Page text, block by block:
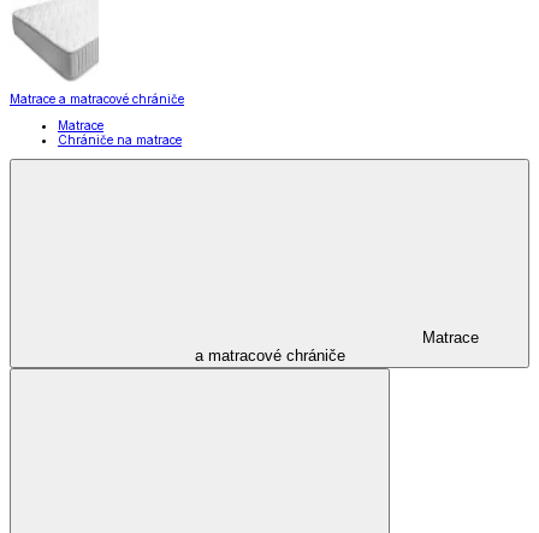
Matrace a matracové chrániče
Matrace
Chrániče na matrace
Matrace
a matracové chrániče